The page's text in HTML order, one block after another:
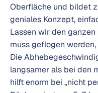
Oberfläche und bildet
geniales Konzept,
Lassen wir den
muss geflogen
Die
langsamer als bei den
hilft enorm bei „nicht